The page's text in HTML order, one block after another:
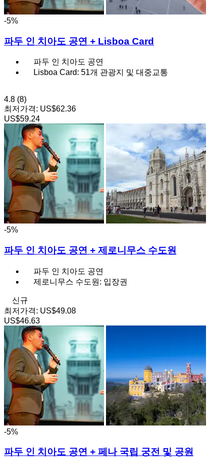
-5%
파두 인 치아도 공연 + Lisboa Card
파두 인 치아도 공연
Lisboa Card: 51개 관광지 및 대중교통
4.8 (8)
최저가격: US$62.36
US$59.24
-5%
파두 인 치아도 공연 + 제로니무스 수도원
파두 인 치아도 공연
제로니무스 수도원: 입장권
신규
최저가격: US$49.08
US$46.63
-5%
파두 인 치아도 공연 + 페나 국립 궁전 및 공원